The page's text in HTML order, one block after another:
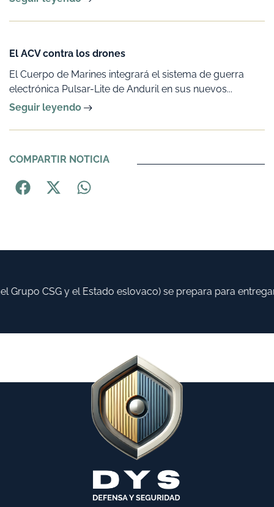
El ACV contra los drones
El Cuerpo de Marines integrará el sistema de guerra
electrónica Pulsar-Lite de Anduril en sus nuevos...
Seguir leyendo
COMPARTIR NOTICIA
CSG y el Estado eslovaco) se prepara para